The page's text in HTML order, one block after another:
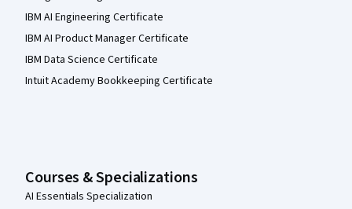
IBM AI Engineering Certificate
IBM AI Product Manager Certificate
IBM Data Science Certificate
Intuit Academy Bookkeeping Certificate
Courses & Specializations
AI Essentials Specialization